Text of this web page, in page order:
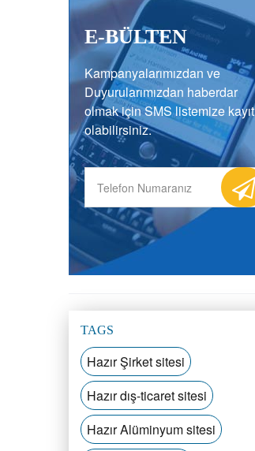
E-BÜLTEN
Kampanyalarımızdan ve
Duyurularımızdan haberdar
olmak için SMS listemize kayıt
olabilirsiniz.
TAGS
Hazır Şirket sitesi
Hazır dış-ticaret sitesi
Hazır Alüminyum sitesi